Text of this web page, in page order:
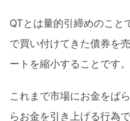
QTとは量的引締めのこと
で買い付けてきた債券を
ートを縮小することです。
これまで市場にお金をば
らお金を引き上げる行為